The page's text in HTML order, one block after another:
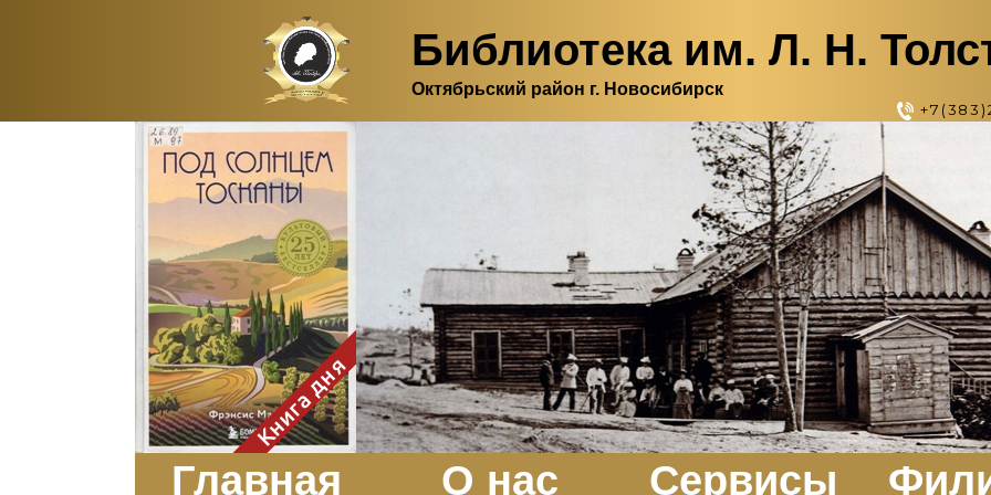
Библиотека им. Л. Н.
Октябрьский район г. Новосибирск
Здесь, в своем
итальянском доме, я вновь
испытала первичную
радость единения с
природой. Дом открыт
для бабочек, стрекоз, пчёл
или всех, кто пожелает
влететь в одно окно и
вылететь из другого. Едим
мы почти всегда во
дворе. Во мне настолько
возродился здравый
смысл моей матери -
умение наслаждаться
настоящим и не спешить, -
что даже нашлось время
отполировать до блеска
оконное стекло.
ЗаказатьКнига дня
Главная О нас Сервисы